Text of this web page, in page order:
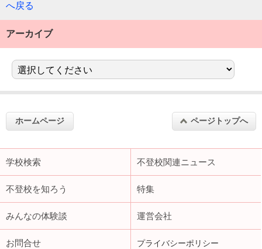
へ戻る
アーカイブ
ホームページ ページトップへ
学校検索 不登校関連ニュース
不登校を知ろう 特集
みんなの体験談 運営会社
お問合せ プライバシーポリシー